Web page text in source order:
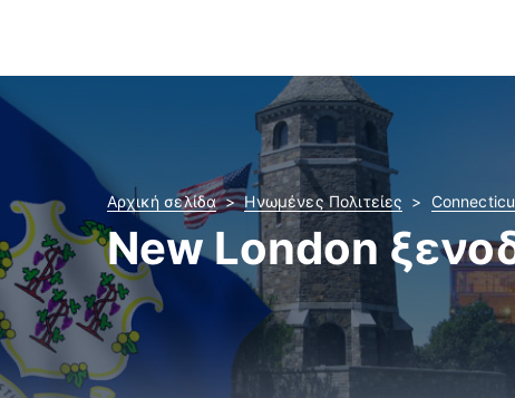
Αρχική σελίδα Ηνωμένες Πολιτείες
New London